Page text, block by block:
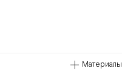
Материалы